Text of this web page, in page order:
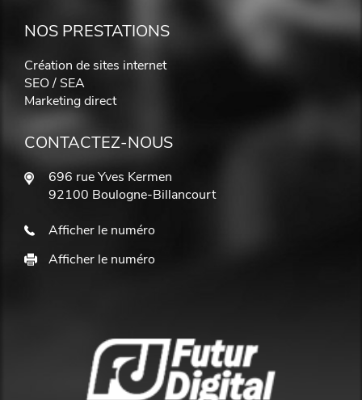
NOS PRESTATIONS
Création de sites internet
SEO / SEA
Marketing direct
CONTACTEZ-NOUS
696 rue Yves Kermen
92100 Boulogne-Billancourt
Afficher le numéro
Afficher le numéro